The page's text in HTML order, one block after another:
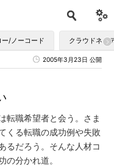
ー/ノーコード クラウドネイ
2005年3月23日 公開
転職希望者と会う。さま
くる転職の成功例や失敗
るだろう。そんな人材コ
の分かれ道。